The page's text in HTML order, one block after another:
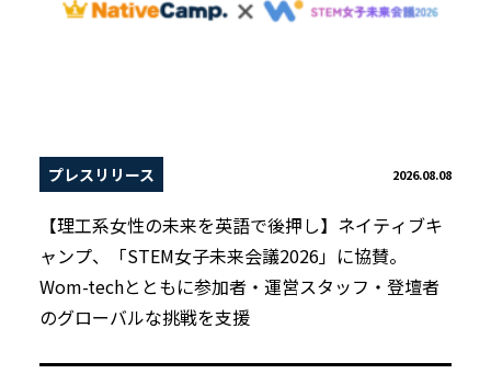
プレスリリース 2026.08.08
【理工系女性の未来を英語で後押し】ネイティブキ
ャンプ、「STEM女子未来会議2026」に協賛。
Wom-techとともに参加者・運営スタッフ・登壇者
のグローバルな挑戦を支援